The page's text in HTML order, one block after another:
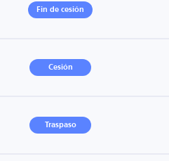
Fin de cesión
Cesión
Traspaso